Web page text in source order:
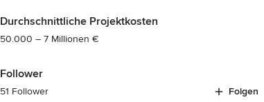
Durchschnittliche Projektkosten
50.000 – 7 Millionen €
Follower
51 Follower Folgen